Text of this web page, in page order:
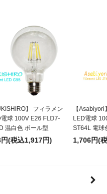
】 フィラメン
電球 100V E26 FLD7-
温白色 ボール型
(税込1,917円)
【
LED電球
ST64L 電球
1,706円(